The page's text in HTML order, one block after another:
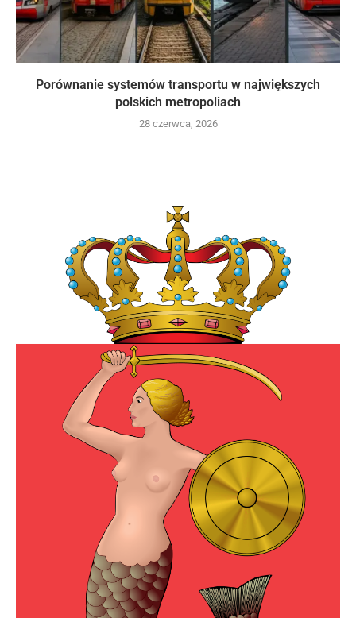
Porównanie systemów transportu w największych
polskich metropoliach
28 czerwca, 2026